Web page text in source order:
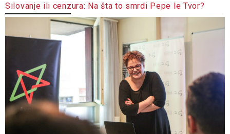
Silovanje ili cenzura: Na šta to smrdi Pepe le Tvor?